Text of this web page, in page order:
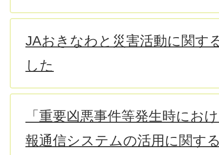
JAおきなわと災害活動に関す
した
「重要凶悪事件等発生時にお
報通信システムの活用に関す